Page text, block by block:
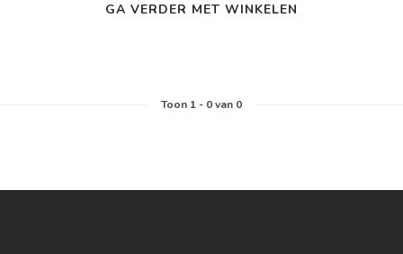
GA VERDER MET WINKELEN
Toon 1- 0van 0